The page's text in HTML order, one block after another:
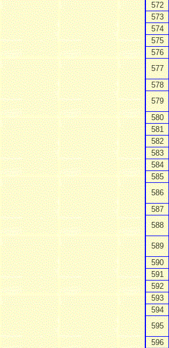
572
573
574
575
576
577
578
579
580
581
582
583
584
585
586
587
588
589
590
591
592
593
594
595
596